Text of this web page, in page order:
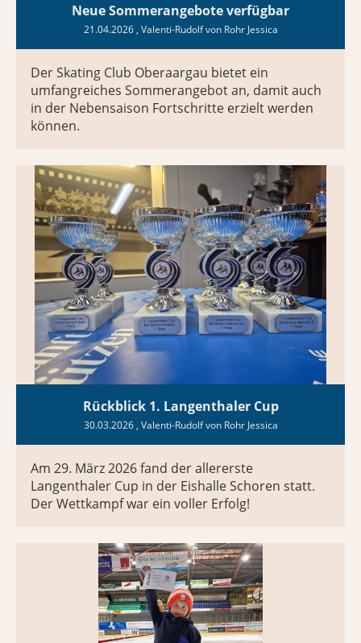
Neue Sommerangebote verfügbar
21.04.2026, Valenti-Rudolf von Rohr Jessica
Der Skating Club Oberaargau bietet ein
umfangreiches Sommerangebot an, damit auch
in der Nebensaison Fortschritte erzielt werden
können.
Rückblick 1. Langenthaler Cup
30.03.2026, Valenti-Rudolf von Rohr Jessica
Am 29. März 2026 fand der allererste
Langenthaler Cup in der Eishalle Schoren statt.
Der Wettkampf war ein voller Erfolg!